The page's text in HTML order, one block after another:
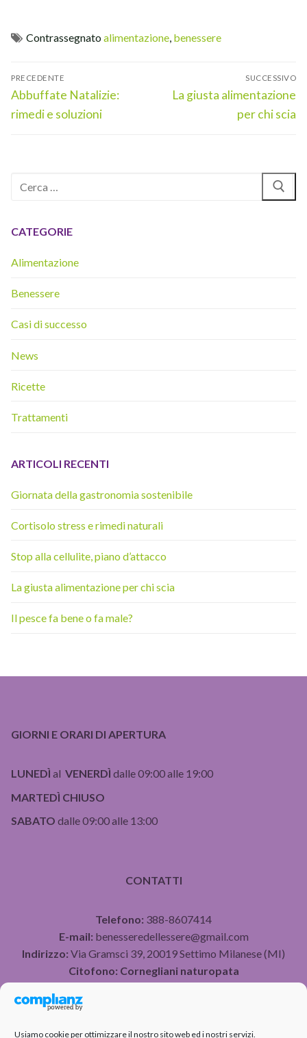
Usiamo cookie per ottimizzare il nostro sito web ed i nostri servizi.
Contrassegnatoalimentazione, benessere
Navigazione
articoli
PRECEDENTE
Articolo
precedente:
Abbuffate Natalizie:
rimedi e soluzioni
SUCCESSIVO
Articolo
La giusta alimentazione
per chi scia
CATEGORIE
Alimentazione
Benessere
Casi di successo
News
Ricette
Trattamenti
ARTICOLI RECENTI
Giornata della gastronomia sostenibile
Cortisolo stress e rimedi naturali
Stop alla cellulite, piano d’attacco
La giusta alimentazione per chi scia
Il pesce fa bene o fa male?
GIORNI E ORARI DI APERTURA
LUNEDÌ al VENERDÌ dalle 09:00 alle 19:00
MARTEDÌ CHIUSO
SABATO dalle 09:00 alle 13:00
CONTATTI
Telefono: 388-8607414
E-mail: benesseredellessere@gmail.com
Indirizzo: Via Gramsci 39, 20019 Settimo Milanese (MI)
Citofono: Cornegliani naturopata